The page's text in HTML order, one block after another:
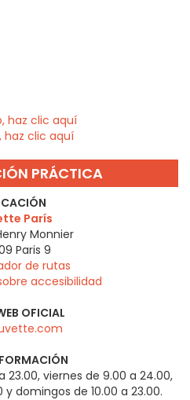
haz clic aquí
haz clic aquí
PRÁCTICA
París
Monnier
Paris 9
de rutas
accesibilidad
OFICIAL
23.00, viernes de 9.00 a 24.00,
domingos de 10.00 a 23.00.